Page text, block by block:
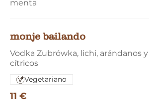
menta
monje bailando
Vodka Zubrówka, lichi, arándanos y
cítricos
11 €
Vegetariano